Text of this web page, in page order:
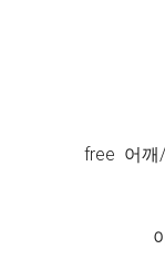
free 어